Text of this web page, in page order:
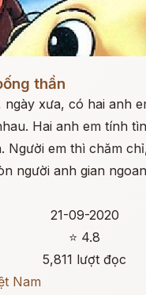
thần
ngày xưa, có hai anh
Hai anh em tính
Người em thì chăm
người anh gian
21-09-2020
⭐ 4.8
5,811 lượt đọc
Nam